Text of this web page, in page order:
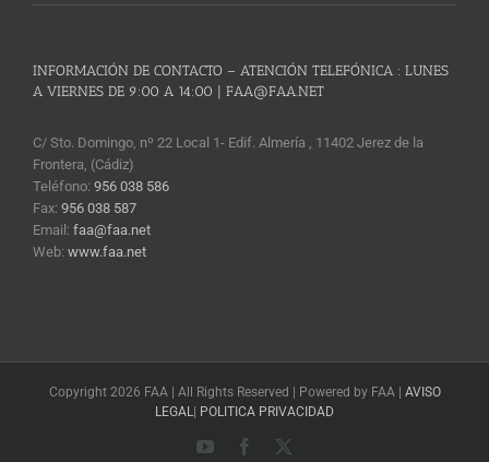
INFORMACIÓN DE CONTACTO – ATENCIÓN TELEFÓNICA : LUNES
A VIERNES DE 9:00 A 14:00 | FAA@FAA.NET
C/ Sto. Domingo, nº 22 Local 1- Edif. Almería , 11402 Jerez de la
Frontera, (Cádiz)
Teléfono: 956 038 586
Fax: 956 038 587
Email: faa@faa.net
Web: www.faa.net
Copyright 2026 FAA | All Rights Reserved | Powered by FAA | AVISO
LEGAL | POLITICA PRIVACIDAD
YouTubeFacebook